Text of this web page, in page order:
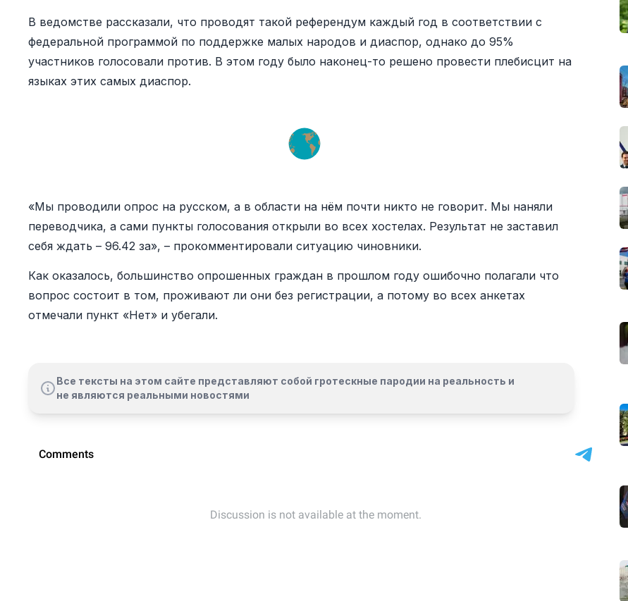
В ведомстве рассказали, что проводят такой референдум каждый год в соответствии с
федеральной программой по поддержке малых народов и диаспор, однако до 95%
участников голосовали против. В этом году было наконец-то решено провести плебисцит на
языках этих самых диаспор.
«Мы проводили опрос на русском, а в области на нём почти никто не говорит. Мы наняли
переводчика, а сами пункты голосования открыли во всех хостелах. Результат не заставил
себя ждать – 96.42 за», – прокомментировали ситуацию чиновники.
Как оказалось, большинство опрошенных граждан в прошлом году ошибочно полагали что
вопрос состоит в том, проживают ли они без регистрации, а потому во всех анкетах
отмечали пункт «Нет» и убегали.
Все тексты на этом сайте представляют собой гротескные пародии на реальность и
не являются реальными новостями